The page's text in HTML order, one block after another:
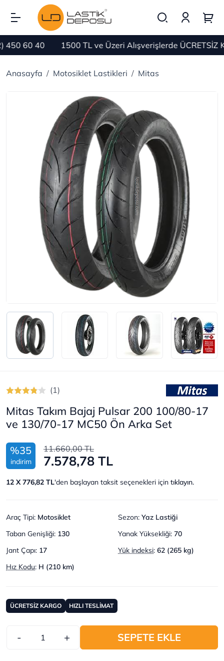
60 40 1500 TL ve Üzeri Alışverişlerde ÜCRETSİZ
Anasayfa Motosiklet Lastikleri Mitas
(1)
Mitas Takım Bajaj Pulsar 200 100/80-17
ve 130/70-17 MC50 Ön Arka Set
%35
indirim
11.660,00 TL
7.578,78 TL
12 X 776,82 TL'den başlayan taksit seçenekleri için tıklayın.
Araç Tipi: Motosiklet Sezon: Yaz Lastiği
Taban Genişliği: 130 Yanak Yüksekliği: 70
Jant Çapı: 17 Yük indeksi: 62 (265 kg)
Hız Kodu: H (210 km)
ÜCRETSİZ KARGO HIZLI TESLİMAT
- + SEPETE EKLE